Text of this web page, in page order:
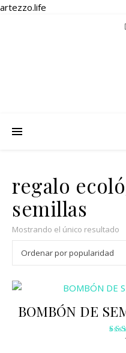
artezzo.life
regalo
semillas
Mostrando el único resultado
BOMBÓN DE